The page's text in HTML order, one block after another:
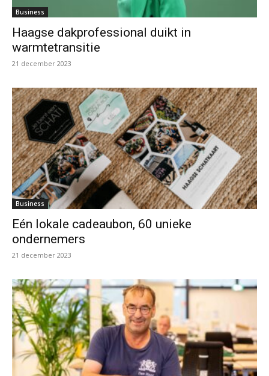
Business
Haagse dakprofessional duikt in
warmtetransitie
21 december 2023
Business
Eén lokale cadeaubon, 60 unieke
ondernemers
21 december 2023